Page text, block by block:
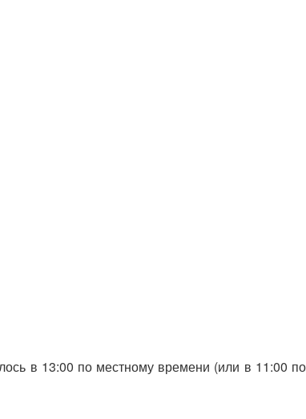
в 13:00 по местному времени (или в 11:00 по